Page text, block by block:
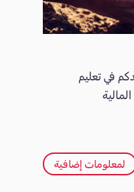
في تعليم
لمعلومات إضافية